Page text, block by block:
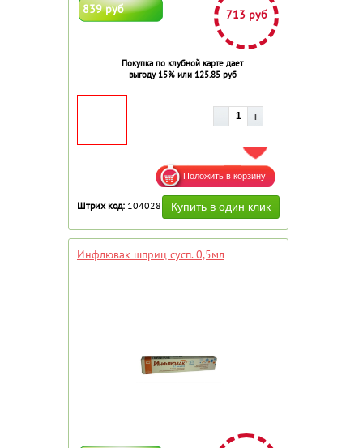
839 руб 713 руб
Покупка по клубной карте дает
выгоду 15% или 125.85 руб
ДОБАВИТЬ В ИЗБРАННОЕ
Штрих код: 104028
Инфлювак шприц сусп. 0,5мл